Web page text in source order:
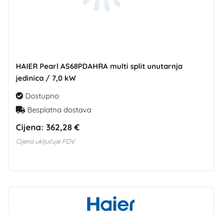
HAIER Pearl AS68PDAHRA multi split unutarnja
jedinica / 7,0 kW
Dostupno
Besplatna dostava
Cijena: 362,28 €
Cijena uključuje PDV.